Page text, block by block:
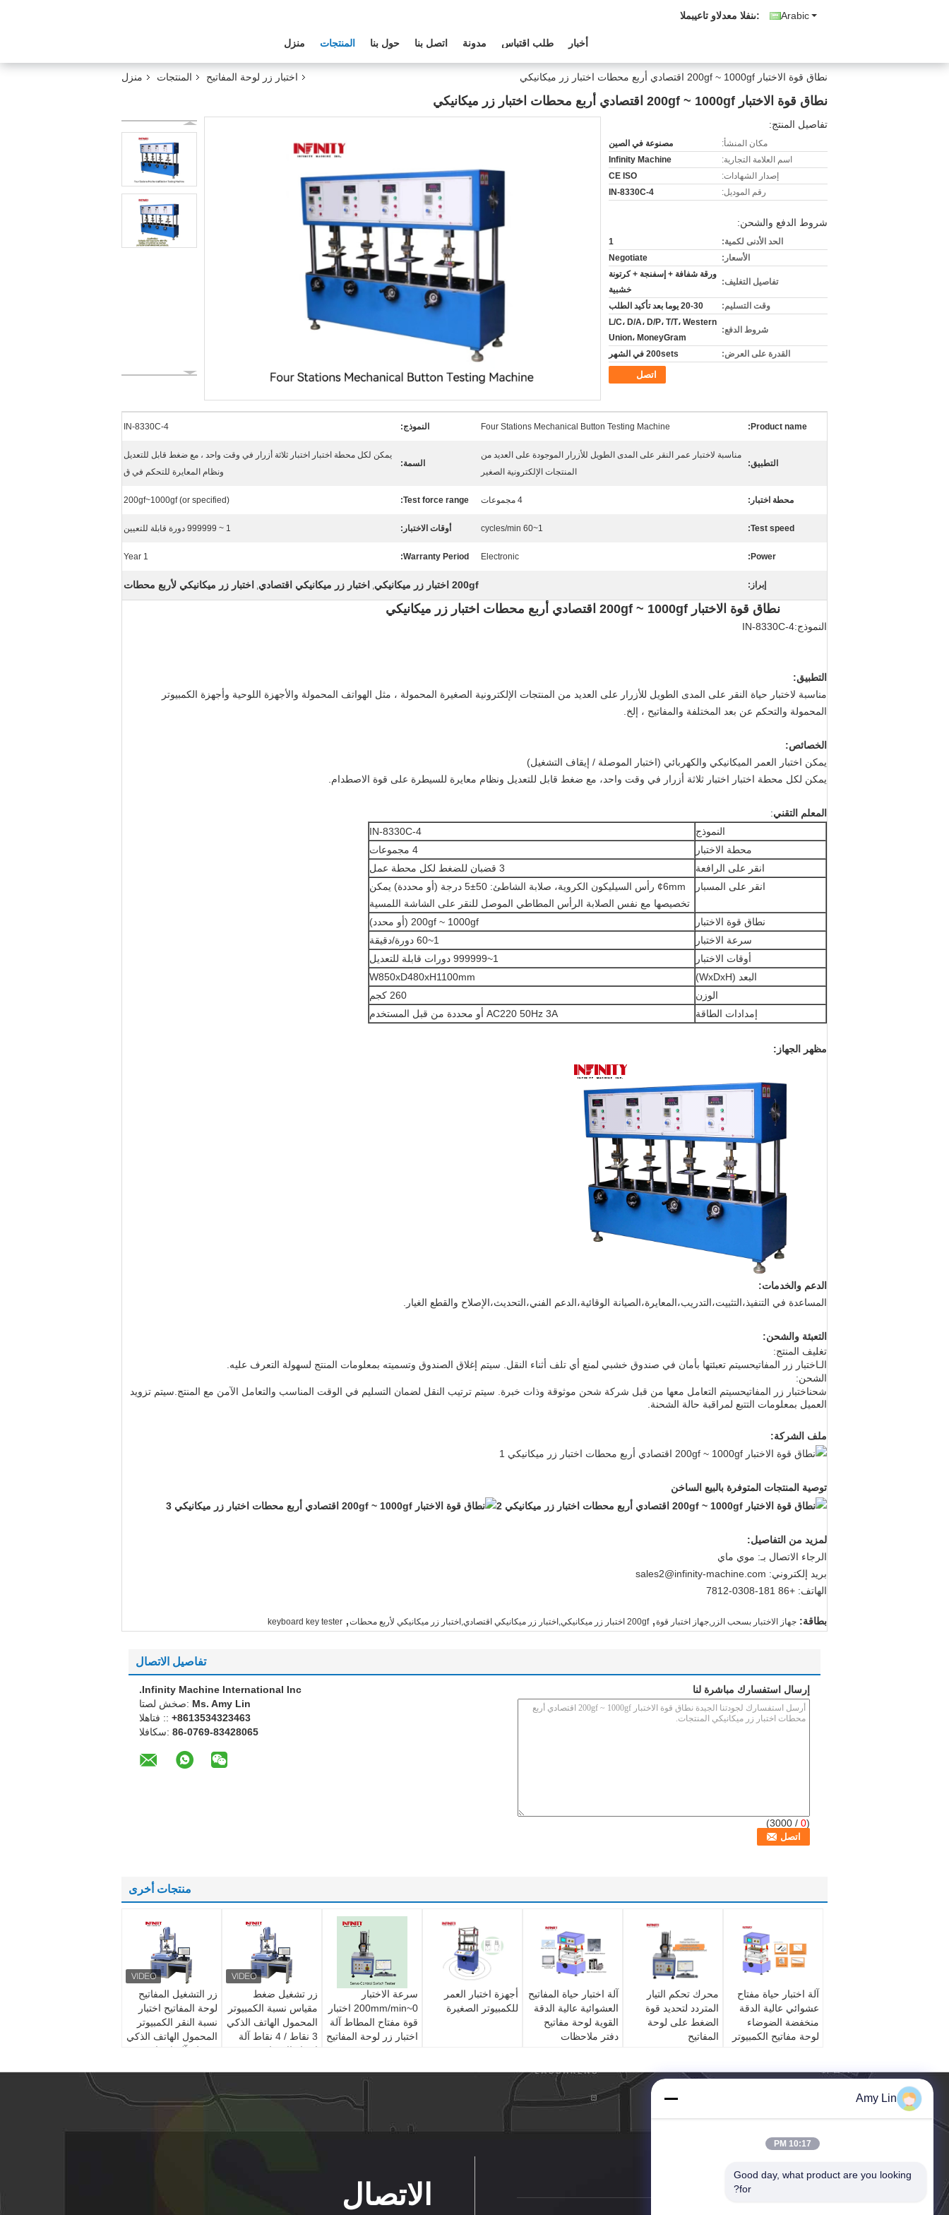
Arabic المبيعات والدعم الفنى:
منزل المنتجات حول بنا اتصل بنا مدونة طلب اقتباس أخبار
منزل المنتجات اختبار زر لوحة المفاتيح نطاق قوة الاختبار 200gf ~ 1000gf اقتصادي أربع محطات اختبار زر ميكانيكي
نطاق قوة الاختبار 200gf ~ 1000gf اقتصادي أربع محطات اختبار زر ميكانيكي
تفاصيل المنتج:
مكان المنشأ:
مصنوعة في الصين
اسم العلامة التجارية:
Infinity Machine
إصدار الشهادات:
CE ISO
رقم الموديل:
IN-8330C-4
شروط الدفع والشحن:
الحد الأدنى لكمية:
1
الأسعار:
Negotiate
تفاصيل التغليف:
ورقة شفافة + إسفنجة + كرتونة
خشبية
وقت التسليم:
20-30 يوما بعد تأكيد الطلب
شروط الدفع:
L/C، D/A، D/P، T/T، Western
Union، MoneyGram
القدرة على العرض:
200sets في الشهر
اتصل
Product name:
Four Stations Mechanical Button Testing Machine النموذج: IN-8330C-4
التطبيق:
مناسبة لاختبار عمر النقر على المدى الطويل للأزرار الموجودة على العديد من
المنتجات الإلكترونية الصغير
السمة:
يمكن لكل محطة اختبار اختبار ثلاثة أزرار في وقت واحد ، مع ضغط قابل للتعديل
ونظام المعايرة للتحكم في ق
محطة اختبار: 4 مجموعات Test force range:
200gf~1000gf (or specified)
Test speed:
1~60 cycles/min أوقات الاختبار: 1 ~ 999999 دورة قابلة للتعيين
Power:
Electronic
Warranty Period:
1 Year
إبراز: 200gf اختبار زر ميكانيكي , اختبار زر ميكانيكي اقتصادي, اختبار زر ميكانيكي لأربع محطات
نطاق قوة الاختبار 200gf ~ 1000gf اقتصادي أربع محطات اختبار زر ميكانيكي
النموذج:IN-8330C-4
التطبيق:
مناسبة لاختبار حياة النقر على المدى الطويل للأزرار على العديد من المنتجات الإلكترونية الصغيرة المحمولة ، مثل الهواتف المحمولة والأجهزة اللوحية وأجهزة الكمبيوتر
المحمولة والتحكم عن بعد المختلفة والمفاتيح ، إلخ.
الخصائص:
يمكن اختبار العمر الميكانيكي والكهربائي (اختبار الموصلة / إيقاف التشغيل)
يمكن لكل محطة اختبار اختبار ثلاثة أزرار في وقت واحد، مع ضغط قابل للتعديل ونظام معايرة للسيطرة على قوة الاصطدام.
المعلم التقني:
النموذج
IN-8330C-4
محطة الاختبار
4 مجموعات
انقر على الرافعة
3 قضبان للضغط لكل محطة عمل
انقر على المسبار
¢6mm رأس السيليكون الكروية، صلابة الشاطئ: 50±5 درجة (أو محددة) يمكن
تخصيصها مع نفس الصلابة الرأس المطاطي الموصل للنقر على الشاشة اللمسية
نطاق قوة الاختبار
200gf ~ 1000gf (أو محدد)
سرعة الاختبار
1~60 دورة/دقيقة
أوقات الاختبار
1~999999 دورات قابلة للتعديل
البعد (WxDxH)
W850xD480xH1100mm
الوزن
260 كجم
إمدادات الطاقة
AC220 50Hz 3A أو محددة من قبل المستخدم
مظهر الجهاز:
الدعم والخدمات:
المساعدة في التنفيذ،التثبيت،التدريب،المعايرة،الصيانة الوقائية،الدعم الفني،التحديث،الإصلاح والقطع الغيار.
التعبئة والشحن:
تغليف المنتج:
الـاختبار زر المفاتيحسيتم تعبئتها بأمان في صندوق خشبي لمنع أي تلف أثناء النقل. سيتم إغلاق الصندوق وتسميته بمعلومات المنتج لسهولة التعرف عليه.
الشحن:
شحناختبار زر المفاتيحسيتم التعامل معها من قبل شركة شحن موثوقة وذات خبرة. سيتم ترتيب النقل لضمان التسليم في الوقت المناسب والتعامل الآمن مع المنتج.سيتم تزويد
العميل بمعلومات التتبع لمراقبة حالة الشحنة.
ملف الشركة:
توصية المنتجات المتوفرة بالبيع الساخن
لمزيد من التفاصيل:
الرجاء الاتصال بـ: موي ماي
بريد إلكتروني: sales2@infinity-machine.com
الهاتف: +86 181-0308-7812
بطاقة: جهاز الاختبار بسحب الزر,جهاز اختبار قوة 200gf اختبار زر ميكانيكي,اختبار زر ميكانيكي اقتصادي,اختبار زر ميكانيكي لأربع محطات keyboard key tester
تفاصيل الاتصال
Infinity Machine International Inc.
اتصل شخص: Ms. Amy Lin
الهاتف :: +8613534323463
الفاكس: 86-0769-83428065
إرسال استفسارك مباشرة لنا
(
0
/ 3000)
منتجات أخرى
زر التشغيل المفاتيح
لوحة المفاتيح اختبار
نسبة النقر الكمبيوتر
المحمول الهاتف الذكي
ضغط وآلة اختبار
زر تشغيل ضغط
مقياس نسبة الكمبيوتر
المحمول الهاتف الذكي
3 نقاط / 4 نقاط آلة
اختبار الانحناء
سرعة الاختبار
0~200mm/min اختبار
قوة مفتاح المطاط آلة
اختبار زر لوحة المفاتيح
أجهزة اختبار العمر
للكمبيوتر الصغيرة
آلة اختبار حياة المفاتيح
العشوائية عالية الدقة
القوية لوحة مفاتيح
دفتر ملاحظات
محرك تحكم التيار
المتردد لتحديد قوة
الضغط على لوحة
المفاتيح
آلة اختبار حياة مفتاح
عشوائي عالية الدقة
منخفضة الضوضاء
لوحة مفاتيح الكمبيوتر
الاتصال
Amy Lin
10:17 PM
Good day, what product are you looking
for?